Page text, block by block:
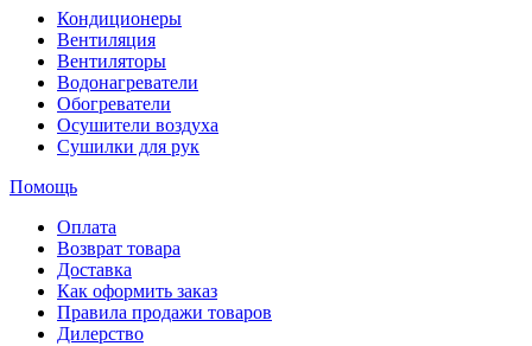
Кондиционеры
Вентиляция
Вентиляторы
Водонагреватели
Обогреватели
Осушители воздуха
Сушилки для рук
Помощь
Оплата
Возврат товара
Доставка
Как оформить заказ
Правила продажи товаров
Дилерство